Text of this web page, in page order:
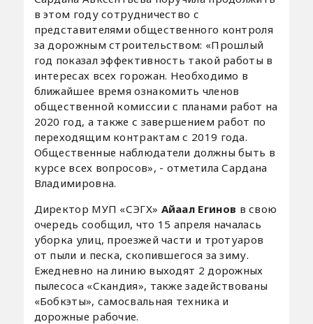
в этом году сотрудничество с
представителями общественного контроля
за дорожным строительством: «Прошлый
год показал эффективность такой работы в
интересах всех горожан. Необходимо в
ближайшее время ознакомить членов
общественной комиссии с планами работ на
2020 год, а также с завершением работ по
переходящим контрактам с 2019 года.
Общественные наблюдатели должны быть в
курсе всех вопросов», - отметила Сардана
Владимировна.
Директор МУП «СЭГХ» Айаал Егинов в свою
очередь сообщил, что 15 апреля началась
уборка улиц, проезжей части и тротуаров
от пыли и песка, скопившегося за зиму.
Ежедневно на линию выходят 2 дорожных
пылесоса «Скандия», также задействованы
«Бобкэты», самосвальная техника и
дорожные рабочие.